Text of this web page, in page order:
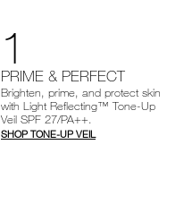
1
PRIME & PERFECT
Brighten, prime, and protect skin
with Light Reflecting™ Tone-Up
Veil SPF 27/PA++.
SHOP TONE-UP VEIL